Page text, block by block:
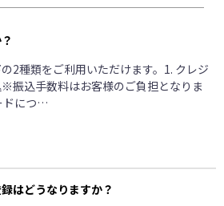
2種類をご利用いただけます。1. クレジ
振込手数料はお客様のご負担となりま
ドにつ…
はどうなりますか？